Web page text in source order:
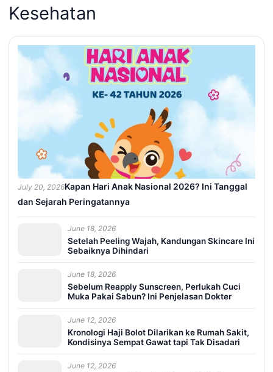
Kesehatan
July 20, 2026Kapan Hari Anak Nasional 2026? Ini Tanggal
dan Sejarah Peringatannya
June 18, 2026
Setelah Peeling Wajah, Kandungan Skincare Ini
Sebaiknya Dihindari
June 18, 2026
Sebelum Reapply Sunscreen, Perlukah Cuci
Muka Pakai Sabun? Ini Penjelasan Dokter
June 12, 2026
Kronologi Haji Bolot Dilarikan ke Rumah Sakit,
Kondisinya Sempat Gawat tapi Tak Disadari
June 12, 2026